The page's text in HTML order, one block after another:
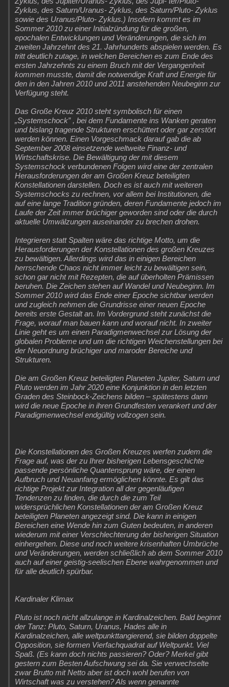
Zyklus, des Saturn/Uranus- Zyklus, des Saturn/Pluto- Zyklus
sowie des Uranus/Pluto- Zyklus.) Insofern kommt es im
Sommer 2010 zu einer Initialzündung für die großen,
epochalen Entwicklungen und Veränderungen, die sich im
zweiten Jahrzehnt des 21. Jahrhunderts abspielen werden. Es
tritt deutlich zutage, in welchen Bereichen es zum Ende des
ersten Jahrzehnts zu einem Bruch mit der Vergangenheit
kommen musste, damit die notwendige Kraft und Energie für
den in den Jahren 2010 und 2011 anstehenden Neubeginn zur
Verfügung steht.
Das Große Kreuz 2010 steht symbolisch für einen
„Systemschock” , bei dem Fundamente ins Wanken geraten
und bislang tragende Strukturen erschüttert oder gar zerstört
werden können. Einen Vorgeschmack darauf gab die ab
September 2008 einsetzende weltweite Finanz- und
Wirtschaftskrise. Die Bewältigung der mit diesem
Systemschock verbundenen Folgen wird eine der zentralen
Herausforderungen der am Großen Kreuz beteiligten
Konstellationen darstellen. Doch es ist auch mit weiteren
Systemschocks zu rechnen, vor allem bei Institutionen, die
auf eine lange Tradition gründen, deren Fundamente jedoch im
Laufe der Zeit immer brüchiger geworden sind oder die durch
aktuelle Umwälzungen auseinander zu brechen drohen.
Integrieren statt Spalten wäre das richtige Motto, um die
Herausforderungen der Konstellationen des großen Kreuzes
zu bewältigen. Allerdings wird das in einigen Bereichen
herrschende Chaos nicht immer leicht zu bewältigen sein,
schon gar nicht mit Rezepten, die auf überholten Prämissen
beruhen. Die Zeichen stehen auf Wandel und Neubeginn. Im
Sommer 2010 wird das Ende einer Epoche sichtbar werden
und zugleich nehmen die Grundrisse einer neuen Epoche
bereits erste Gestalt an. Im Vordergrund steht zunächst die
Frage, worauf man bauen kann und worauf nicht. In zweiter
Linie geht es um einen Paradigmenwechsel zur Lösung der
globalen Probleme und um die richtigen Weichenstellungen bei
der Neuordnung brüchiger und maroder Bereiche und
Strukturen.
Die am Großen Kreuz beteiligten Planeten Jupiter, Saturn und
Pluto werden im Jahr 2020 eine Konjunktion in den letzten
Graden des Steinbock-Zeichens bilden – spätestens dann
wird die neue Epoche in ihren Grundfesten verankert und der
Paradigmenwechsel endgültig vollzogen sein.
Die Konstellationen des Großen Kreuzes werfen zudem die
Frage auf, was der zu Ihrer bisherigen Lebensgeschichte
passende persönliche Quantensprung wäre, der einen
Aufbruch und Neuanfang ermöglichen könnte. Es gilt das
richtige Projekt zur Integration all der gegenläufigen
Tendenzen zu finden, die durch die zum Teil
widersprüchlichen Konstellationen der am Großen Kreuz
beteiligten Planeten angezeigt sind. Die kann in einigen
Bereichen eine Wende hin zum Guten bedeuten, in anderen
wiederum mit einer Verschlechterung der bisherigen Situation
einhergehen. Diese und noch weitere krisenhaften Umbrüche
und Veränderungen, werden schließlich ab dem Sommer 2010
auch auf einer geistig-seelischen Ebene wahrgenommen und
für alle deutlich spürbar.
Kardinaler Klimax
Pluto ist noch nicht allzulange in Kardinalzeichen. Bald beginnt
der Tanz: Pluto, Saturn, Uranus, Hades alle in
Kardinalzeichen, alle weltpunkttangierend, sie bilden doppelte
Opposition, sie formen Vierfachquadrat auf Weltpunkt. Viel
Spaß. (Es kann doch nichts passieren? Oder? Merkel gibt
gestern zum Besten Aufschwung sei da. Sie verwechselte
zwar Brutto mit Netto aber ist doch wohl berufen von
Wirtschaft was zu verstehen? Als wenn genannte